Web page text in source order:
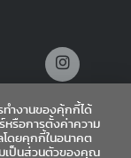
ทำงานของคุ้กกี้ได้
หรือการตั้งค่าความ
ดยคุกกี้ในอนาคต
มเป็นส่วนตัวของคุณ